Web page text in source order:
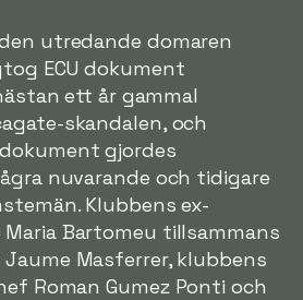
utredande domaren
ECU dokument
ett år gammal
skandalen, och
gjordes
nuvarande och tidigare
Klubbens ex-
Bartomeu tillsammans
Masferrer, klubbens
Roman Gumez Ponti och